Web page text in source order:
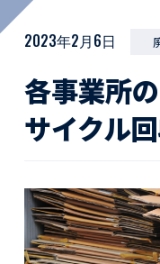
活動レポート
社員紹介
育休取得者インタビ
募集要項一覧
2023年2月6日
各事業所
サイクル